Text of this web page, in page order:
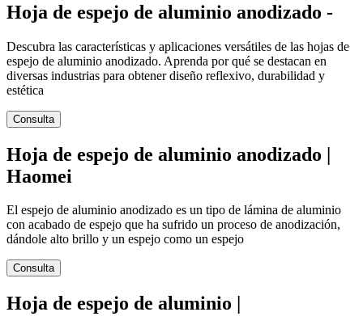
Hoja de espejo de aluminio anodizado -
Descubra las características y aplicaciones versátiles de las hojas de
espejo de aluminio anodizado. Aprenda por qué se destacan en
diversas industrias para obtener diseño reflexivo, durabilidad y
estética
Consulta
Hoja de espejo de aluminio anodizado |
Haomei
El espejo de aluminio anodizado es un tipo de lámina de aluminio
con acabado de espejo que ha sufrido un proceso de anodización,
dándole alto brillo y un espejo como un espejo
Consulta
Hoja de espejo de aluminio |